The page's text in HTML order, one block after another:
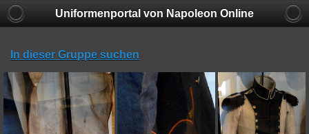
Uniformenportal von Napoleon Online
In dieser Gruppe suchen